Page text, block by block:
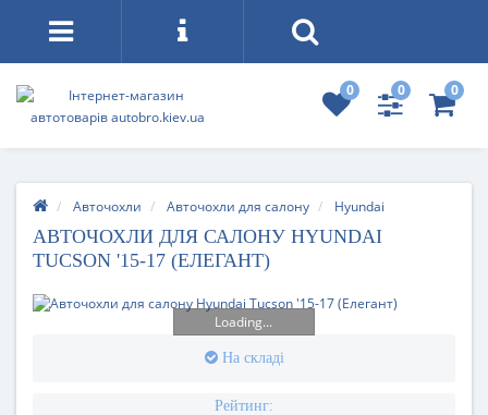
0 0 0
Авточохли Авточохли для салону Hyundai
АВТОЧОХЛИ ДЛЯ САЛОНУ HYUNDAI
TUCSON '15-17 (ЕЛЕГАНТ)
Loading...
На складі
Рейтинг: